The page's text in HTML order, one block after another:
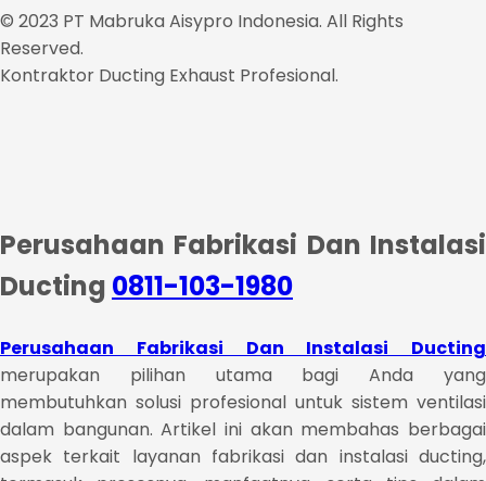
© 2023 PT Mabruka Aisypro Indonesia. All Rights
Reserved.
Kontraktor Ducting Exhaust Profesional.
Perusahaan Fabrikasi Dan Instalasi
Ducting 0811-103-1980
Perusahaan Fabrikasi Dan Instalasi Ducting
merupakan pilihan utama bagi Anda yang
membutuhkan solusi profesional untuk sistem ventilasi
dalam bangunan. Artikel ini akan membahas berbagai
aspek terkait layanan fabrikasi dan instalasi ducting,